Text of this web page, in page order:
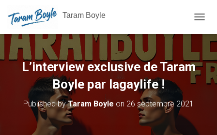
Taram Boyle
L’interview exclusive de Taram
Boyle par lagaylife !
Published byTaram Boyle on 26 septembre 2021